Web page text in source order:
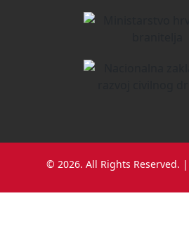
© 2026. All Rights Reserved.